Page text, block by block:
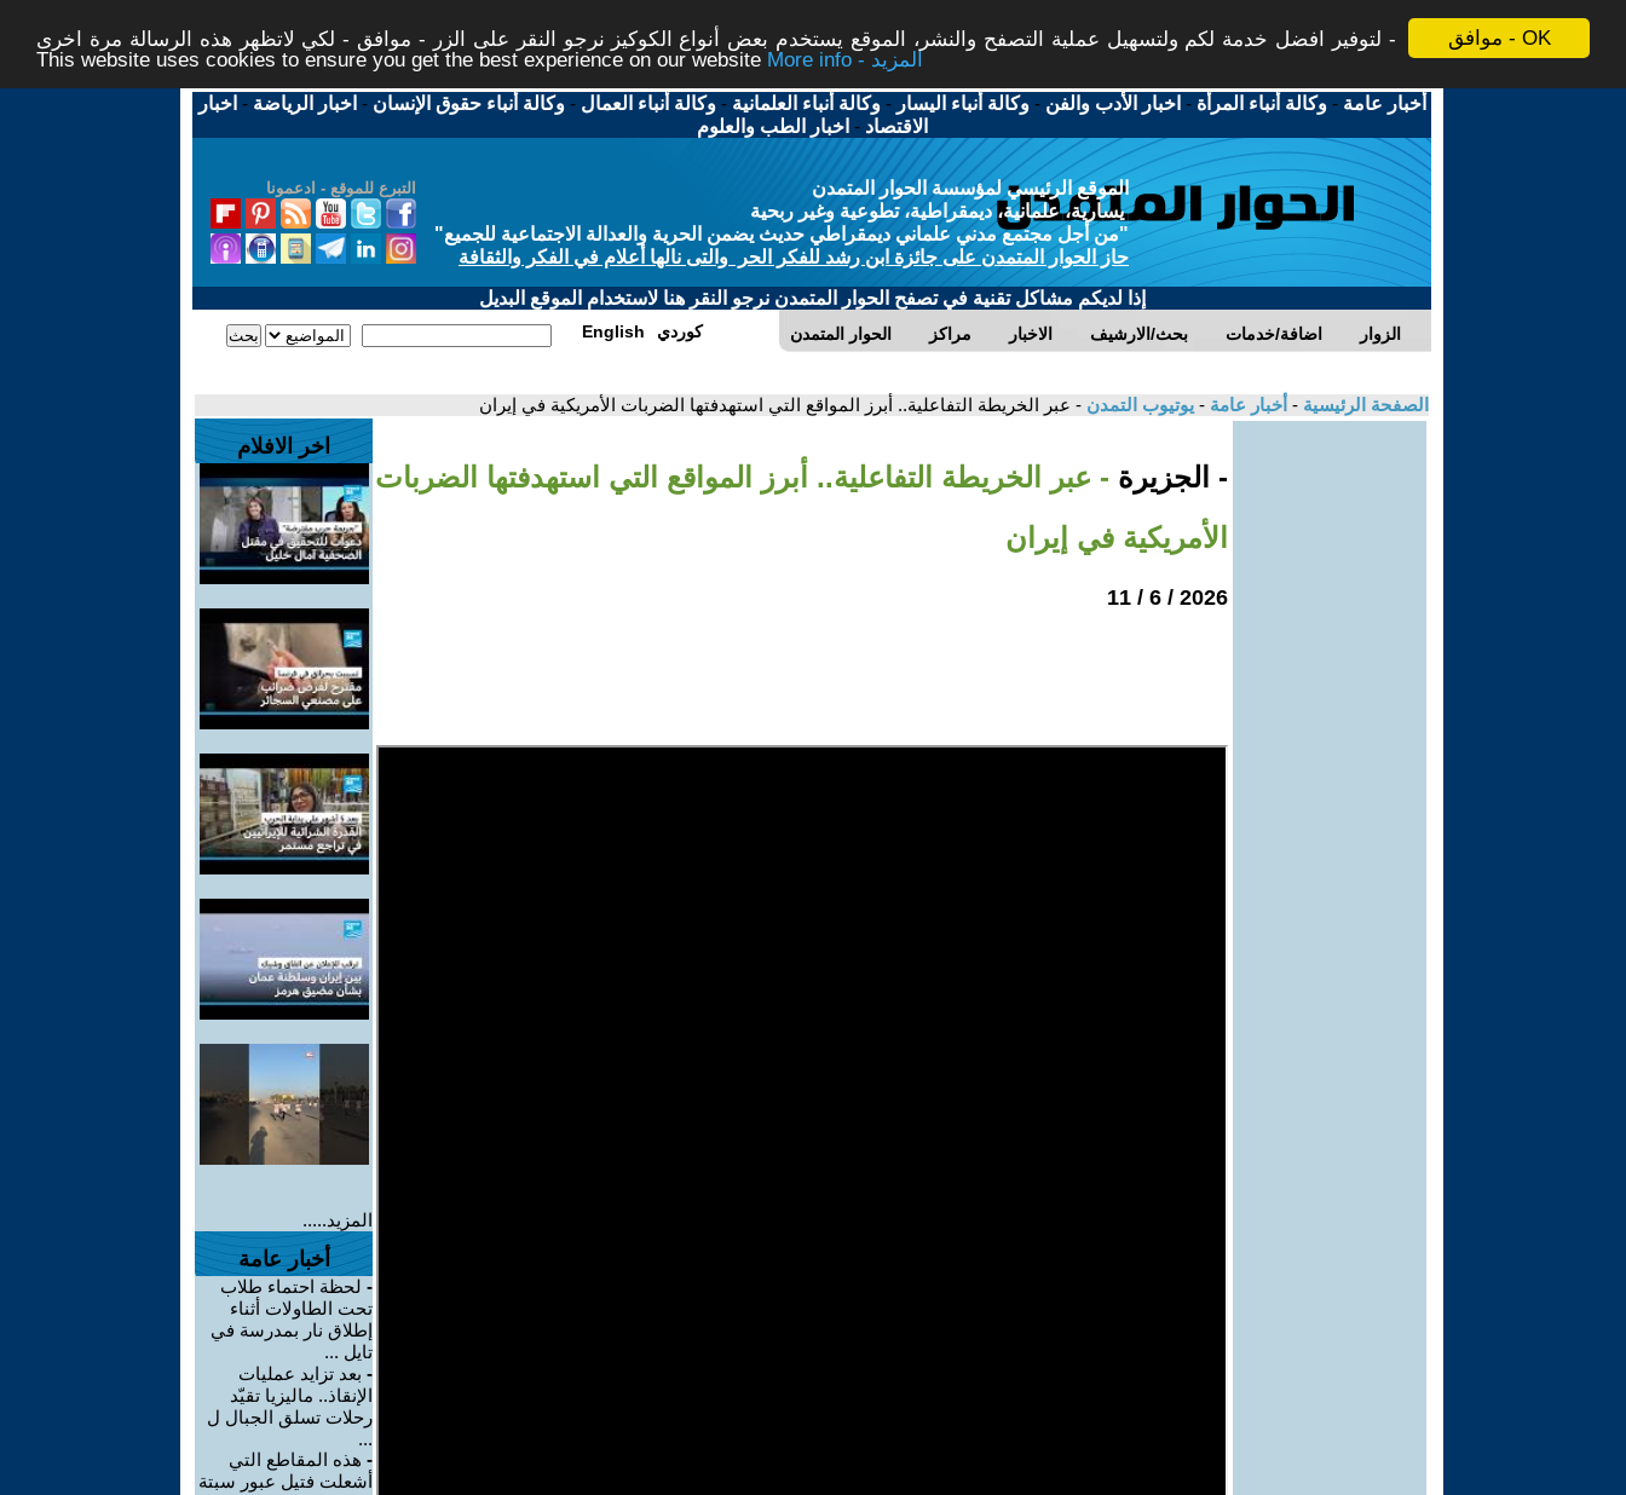
موافق - OK
لتوفير افضل خدمة لكم ولتسهيل عملية التصفح والنشر، الموقع يستخدم بعض أنواع الكوكيز نرجو النقر على الزر - موافق - لكي لاتظهر هذه الرسالة مرة اخرى -
This website uses cookies to ensure you get the best experience on our website
More info - المزيد
أخبار عامة -وكالة أنباء المرأة - اخبار الأدب والفن -وكالة أنباء اليسار -وكالة أنباء العلمانية -وكالة أنباء العمال -وكالة أنباء حقوق الإنسان - اخبار الرياضة - اخبار
الاقتصاد - اخبار الطب والعلوم
التبرع للموقع - ادعمونا
الموقع الرئيسي لمؤسسة الحوار المتمدن
يسارية، علمانية، ديمقراطية، تطوعية وغير ربحية
"من أجل مجتمع مدني علماني ديمقراطي حديث يضمن الحرية والعدالة الاجتماعية للجميع"
حاز الحوار المتمدن على جائزة ابن رشد للفكر الحر والتى نالها أعلام في الفكر والثقافة
إذا لديكم مشاكل تقنية في تصفح الحوار المتمدن نرجو النقر هنا لاستخدام الموقع البديل
الحوار المتمدن مراكز الاخبار بحث/الارشيف اضافة/خدمات الزوار English كوردي
الصفحة الرئيسية - أخبار عامة - يوتيوب التمدن - عبر الخريطة التفاعلية.. أبرز المواقع التي استهدفتها الضربات الأمريكية في إيران
- الجزيرة - عبر الخريطة التفاعلية.. أبرز المواقع التي استهدفتها الضربات
الأمريكية في إيران
2026 / 6 / 11
اخر الافلام
المزيد.....
أخبار عامة
- لحظة احتماء طلاب
تحت الطاولات أثناء
إطلاق نار بمدرسة في
تايل ...
- بعد تزايد عمليات
الإنقاذ.. ماليزيا تقيّد
رحلات تسلق الجبال ل
...
- هذه المقاطع التي
أشعلت فتيل عبور سبتة